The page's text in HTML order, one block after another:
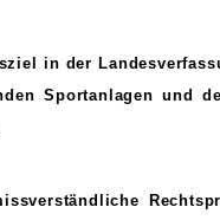
in der
Sportanlagen und